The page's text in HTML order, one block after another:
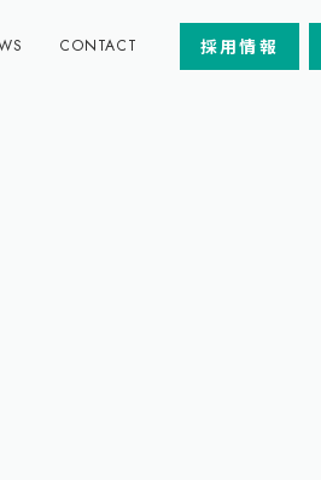
CONTACT 採用情報